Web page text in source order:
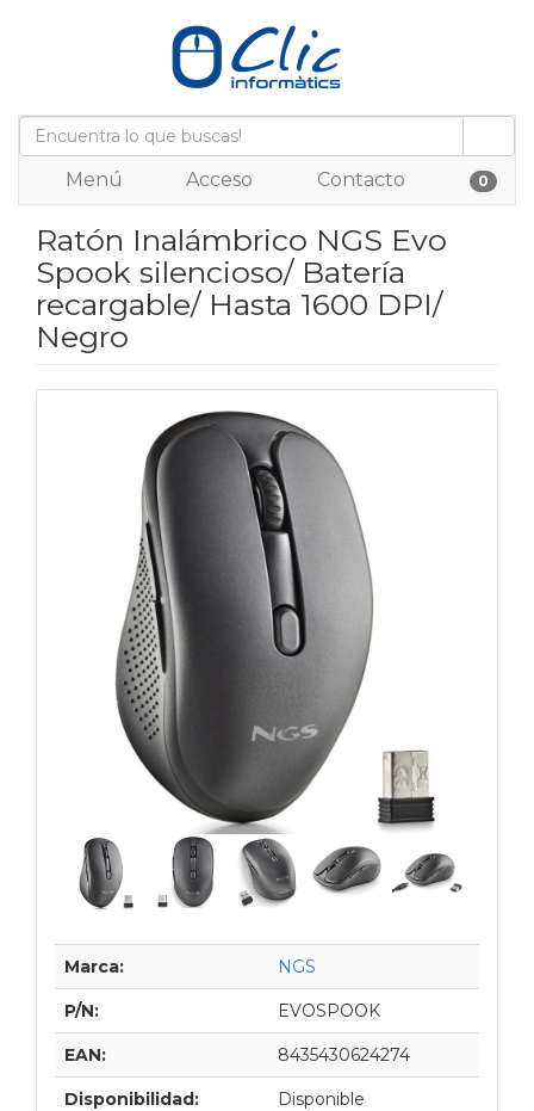
Menú Acceso Contacto 0
Ratón Inalámbrico NGS Evo
Spook silencioso/ Batería
recargable/ Hasta 1600 DPI/
Negro
Marca: NGS
P/N: EVOSPOOK
EAN: 8435430624274
Disponibilidad: Disponible